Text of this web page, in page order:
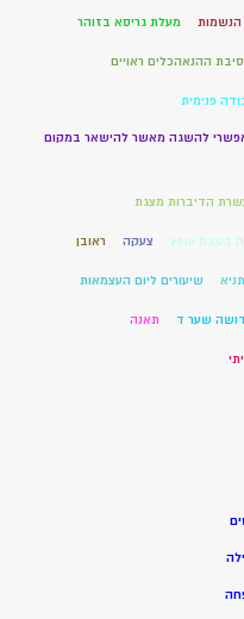
מעלת גריסא בזוהר
סיבת ההנאהכלים ראויים
פנימית
להשגה מאשר להישאר במקום
הדיברות מצגת
2018 צעקה ראובן
שיעורים ליום העצמאות
שער ד תאנה